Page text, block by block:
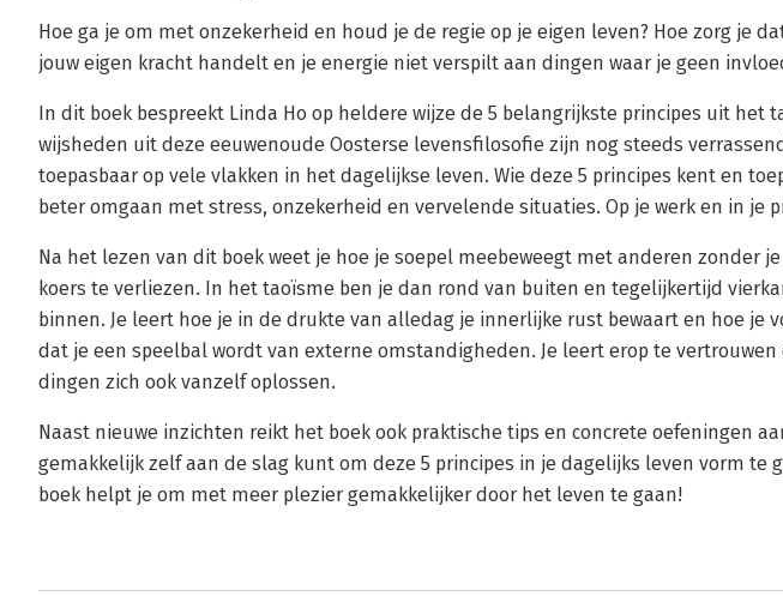
Hoe ga je om met onzekerheid en houd je de regie op je eigen leven? Hoe zorg je
jouw eigen kracht handelt en je energie niet verspilt aan dingen waar je geen
In dit boek bespreekt Linda Ho op heldere wijze de 5 belangrijkste principes uit het
wijsheden uit deze eeuwenoude Oosterse levensfilosofie zijn nog steeds
toepasbaar op vele vlakken in het dagelijkse leven. Wie deze 5 principes kent en
beter omgaan met stress, onzekerheid en vervelende situaties. Op je werk en in je
Na het lezen van dit boek weet je hoe je soepel meebeweegt met anderen zonder
koers te verliezen. In het taoïsme ben je dan rond van buiten en tegelijkertijd
binnen. Je leert hoe je in de drukte van alledag je innerlijke rust bewaart en hoe je
dat je een speelbal wordt van externe omstandigheden. Je leert erop te vertrouwen
dingen zich ook vanzelf oplossen.
Naast nieuwe inzichten reikt het boek ook praktische tips en concrete oefeningen
gemakkelijk zelf aan de slag kunt om deze 5 principes in je dagelijks leven vorm te
boek helpt je om met meer plezier gemakkelijker door het leven te gaan!